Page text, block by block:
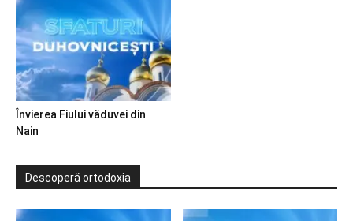
Învierea Fiului văduvei din
Nain
Descoperă ortodoxia